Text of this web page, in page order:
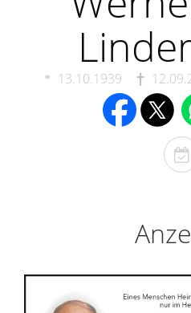
13.10.1939
T
o
s
t
g
e